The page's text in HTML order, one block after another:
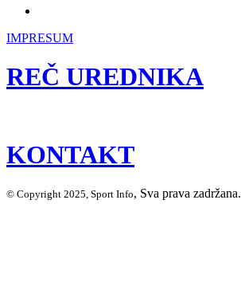
IMPRESUM
REČ UREDNIKA
KONTAKT
© Copyright 2025, Sport Info, Sva prava zadržana.